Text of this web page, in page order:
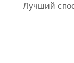
Лучший